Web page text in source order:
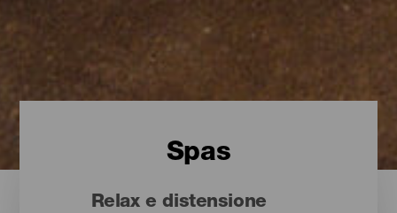
Spas
Relax e distensione